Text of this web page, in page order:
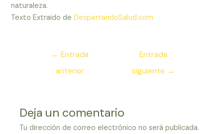
naturaleza.
Texto Extraido deDespertandoSalud.com
Navegación
entradas
← Entrada
anterior
Entrada
siguiente →
Deja un comentario
Tu dirección de correo electrónico no será publicada.